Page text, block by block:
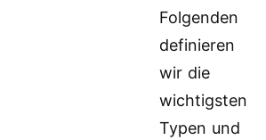
Folgenden
definieren
wir die
wichtigsten
Typen und